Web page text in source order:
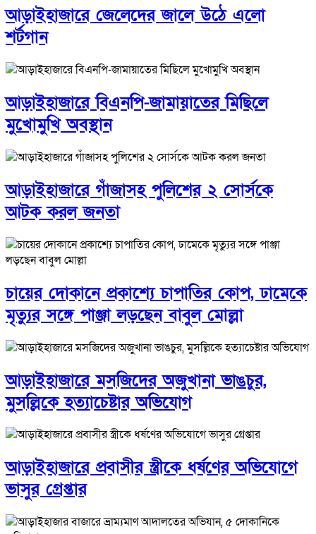
আড়াইহাজারে জেলেদের জালে উঠে এলো
শর্টগান
আড়াইহাজারে বিএনপি-জামায়াতের মিছিলে
মুখোমুখি অবস্থান
আড়াইহাজারে গাঁজাসহ পুলিশের ২ সোর্সকে
আটক করল জনতা
চায়ের দোকানে প্রকাশ্যে চাপাতির কোপ, ঢামেকে
মৃত্যুর সঙ্গে পাঞ্জা লড়ছেন বাবুল মোল্লা
আড়াইহাজারে মস‌জি‌দের অজুখানা ভাঙচুর,
মুসল্লিকে হত্যাচেষ্টার অভিযোগ
আড়াইহাজারে প্রবাসীর স্ত্রীকে ধর্ষণের অভিযোগে
ভাসুর গ্রেপ্তার